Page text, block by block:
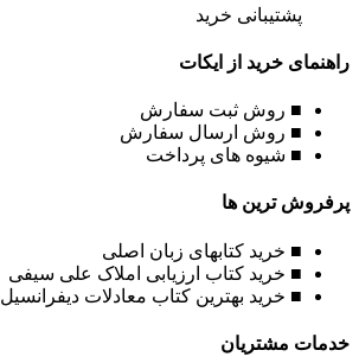
پشتیبانی خرید
راهنمای خرید از ایکات
■ روش ثبت سفارش
■ روش ارسال سفارش
■ شیوه های پرداخت
پرفروش ترین ها
■ خرید کتابهای زبان اصلی
■ خرید کتاب ارزیابی املاک علی سیفی
■ خرید بهترین کتاب معادلات دیفرانسیل
خدمات مشتریان